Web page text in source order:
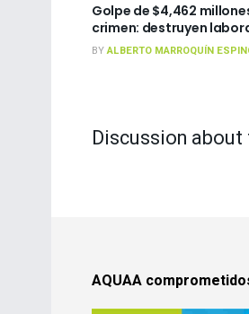
Golpe de $4,462
crimen: destruyen
BYALBERTO MARROQUÍN
Discussion
AQUAA